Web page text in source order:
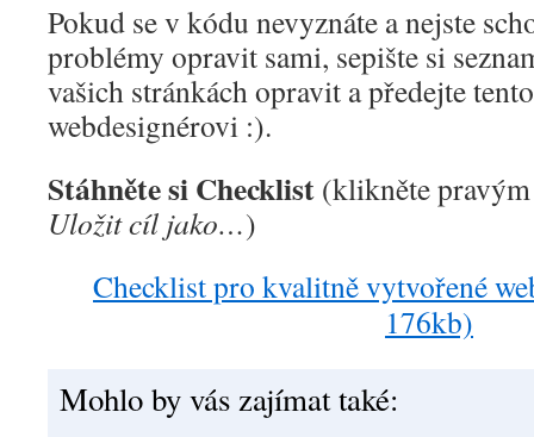
Pokud se v kódu nevyznáte a nejste
problémy opravit sami, sepište si
vašich stránkách opravit a předejte
webdesignérovi :).
Stáhněte si Checklist (klikněte
Uložit cíl jako…)
Checklist pro kvalitně vytvořené
176kb)
Mohlo by vás zajímat také: